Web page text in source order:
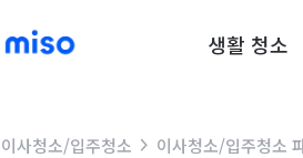
생활 청소
이사청소/입주청소 이사청소/입주청소